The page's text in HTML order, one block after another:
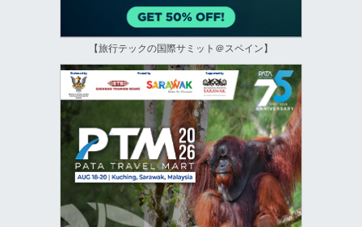
【旅行テックの国際サミット＠スペイン】